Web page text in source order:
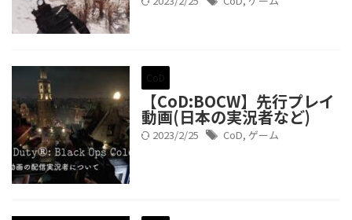
CoD
【CoD:BOCW】先行プレイ
動画(日本の実況者など)
2023/2/25 CoD, ゲーム